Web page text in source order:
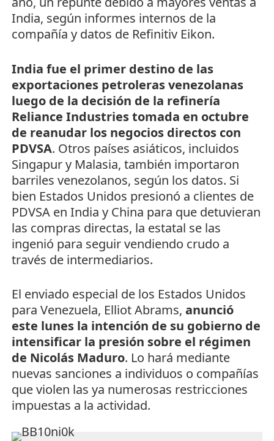
India, según informes internos de la
compañía y datos de Refinitiv Eikon.
India fue el primer destino de las
exportaciones petroleras venezolanas
luego de la decisión de la refinería
Reliance Industries tomada en octubre
de reanudar los negocios directos con
PDVSA. Otros países asiáticos, incluidos
Singapur y Malasia, también importaron
barriles venezolanos, según los datos. Si
bien Estados Unidos presionó a clientes de
PDVSA en India y China para que detuvieran
las compras directas, la estatal se las
ingenió para seguir vendiendo crudo a
través de intermediarios.
El enviado especial de los Estados Unidos
para Venezuela, Elliot Abrams, anunció
este lunes la intención de su gobierno de
intensificar la presión sobre el régimen
de Nicolás Maduro. Lo hará mediante
nuevas sanciones a individuos o compañías
que violen las ya numerosas restricciones
impuestas a la actividad.